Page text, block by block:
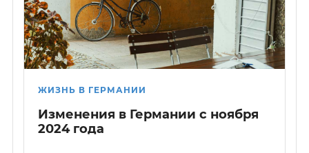
ЖИЗНЬ В ГЕРМАНИИ
Изменения в Германии с ноября
2024 года